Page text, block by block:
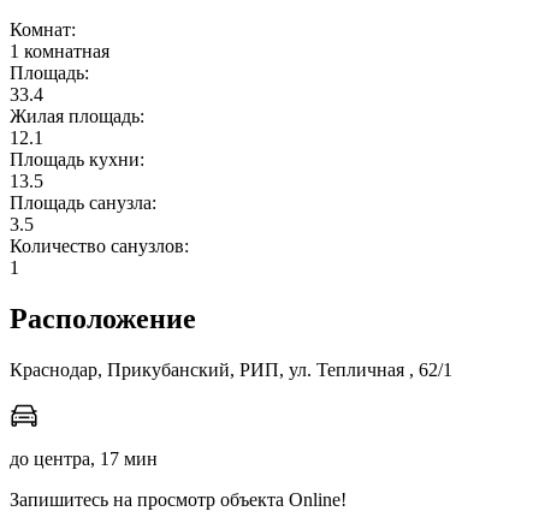
мы в соцсетях
Комнат:
1 комнатная
Площадь:
33.4
Жилая площадь:
12.1
Площадь кухни:
13.5
Площадь санузла:
3.5
Количество санузлов:
1
Расположение
Краснодар, Прикубанский, РИП, ул. Тепличная , 62/1
до центра, 17 мин
Запишитесь на просмотр объекта Online!